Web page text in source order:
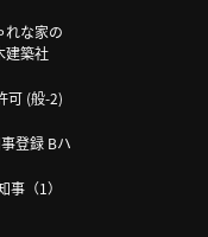
れな家の
建築社
可 (般-2)
登録 Bハ
（1）